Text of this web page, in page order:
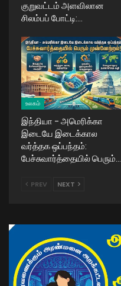
குறுவட்டம் அளவிலான
சிலம்பப் போட்டி:…
உலகம்
இந்தியா – அமெரிக்கா
இடையே இடைக்கால
வர்த்தக ஒப்பந்தம்:
பேச்சுவார்த்தையில் பெரும்…
PREV NEXT